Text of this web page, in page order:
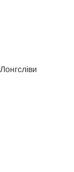
Лонгсліви